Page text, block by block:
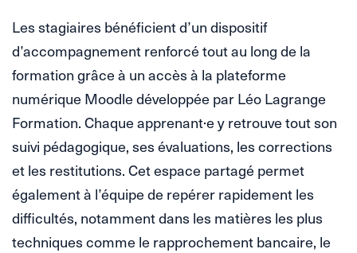
Les stagiaires bénéficient d’un dispositif
d’accompagnement renforcé tout au long de la
formation grâce à un accès à la plateforme
numérique Moodle développée par Léo Lagrange
Formation. Chaque apprenant·e y retrouve tout son
suivi pédagogique, ses évaluations, les corrections
et les restitutions. Cet espace partagé permet
également à l’équipe de repérer rapidement les
difficultés, notamment dans les matières les plus
techniques comme le rapprochement bancaire, le